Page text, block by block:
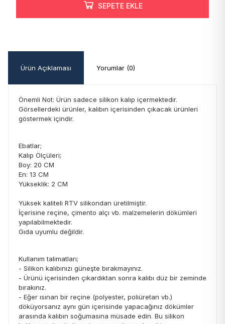
SEPETE EKLE
Ürün Açıklaması Yorumlar (0)
Önemli Not: Ürün sadece silikon kalıp içermektedir.
Görsellerdeki ürünler, kalıbın içerisinden çıkacak ürünleri
göstermek içindir.
Ebatlar;
Kalıp Ölçüleri;
Boy: 20 CM
En: 13 CM
Yükseklik: 2 CM
Yüksek kaliteli RTV silikondan üretilmiştir.
İçerisine reçine, çimento alçı vb. malzemelerin dökümleri
yapılabilmektedir.
Gıda uyumlu değildir.
Kullanım talimatları;
- Silikon kalıbınızı güneşte bırakmayınız.
- Ürünü içerisinden çıkardıktan sonra kalıbı düz bir zeminde
bırakınız.
- Eğer ısınan bir reçine (polyester, poliüretan vb.)
döküyorsanız aynı gün içerisinde yapacağınız dökümler
arasında kalıbın soğumasına müsade edin. Bu silikon